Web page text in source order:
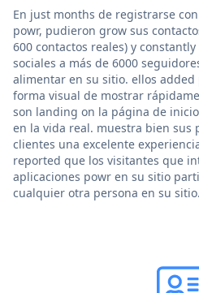
En just months de registrarse
powr, pudieron grow sus
600 contactos reales) y
sociales a más de 6000
alimentar en su sitio. ellos
forma visual de mostrar
son landing on la página de
en la vida real. muestra bien sus
clientes una excelente
reported que los visitantes que
aplicaciones powr en su sitio
cualquier otra persona en su sitio.